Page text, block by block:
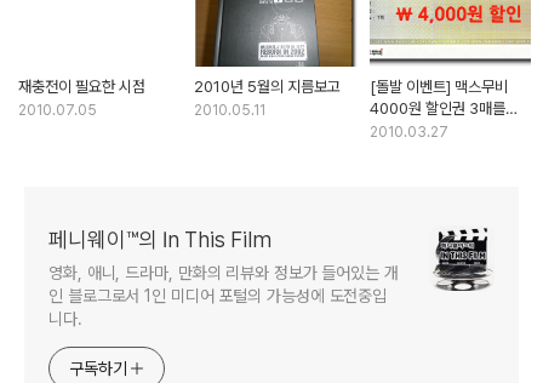
재충전이 필요한 시점
2010.07.05
2010년 5월의 지름보고
2010.05.11
[돌발 이벤트] 맥스무비
4000원 할인권 3매를
드립니다 (마감 및
2010.03.27
페니웨이™의 In This Film
영화, 애니, 드라마, 만화의 리뷰와 정보가 들어있는 개
인 블로그로서 1인 미디어 포털의 가능성에 도전중입
니다.
구독하기